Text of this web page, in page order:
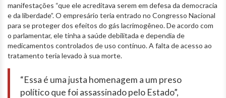
manifestações “que ele acreditava serem em defesa da democracia
e da liberdade”. O empresário teria entrado no Congresso Nacional
para se proteger dos efeitos do gás lacrimogêneo. De acordo com
o parlamentar, ele tinha a saúde debilitada e dependia de
medicamentos controlados de uso contínuo. A falta de acesso ao
tratamento teria levado à sua morte.
“Essa é uma justa homenagem a um preso
político que foi assassinado pelo Estado”,